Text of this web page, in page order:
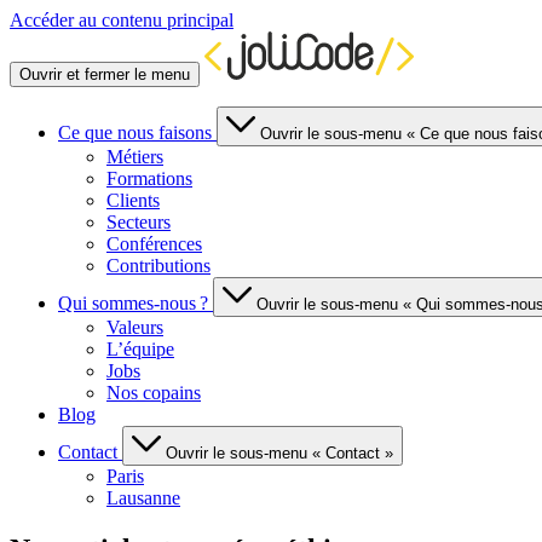
Accéder au contenu principal
Ouvrir et fermer le menu
Ce que nous faisons Ouvrir le sous-menu « Ce que nous
Métiers
Formations
Clients
Secteurs
Conférences
Contributions
Qui sommes-nous ?
Ouvrir le sous-menu « Qui sommes-
Valeurs
L’équipe
Jobs
Nos copains
Blog
Contact
Ouvrir le sous-menu « Contact »
Paris
Lausanne